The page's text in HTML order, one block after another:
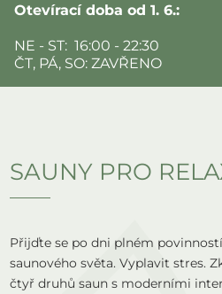
Otevírací doba od 1. 6.:
NE - ST: 16:00 - 22:30
ČT, PÁ, SO: ZAVŘENO
SAUNY PRO
Přijďte se po dni plném
saunového světa. Vyplavit stres.
čtyř druhů saun s moderními